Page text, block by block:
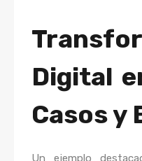
Digital
Casos y
Un ejemplo